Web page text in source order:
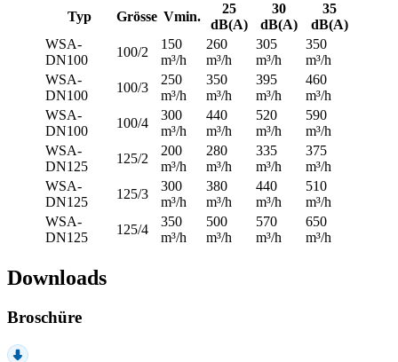
Typ Grösse Vmin.
25
dB(A)
30
dB(A)
35
dB(A)
WSA-
DN100
100/2
150
m³/h
260
m³/h
305
m³/h
350
m³/h
WSA-
DN100
100/3
250
m³/h
350
m³/h
395
m³/h
460
m³/h
WSA-
DN100
100/4
300
m³/h
440
m³/h
520
m³/h
590
m³/h
WSA-
DN125
125/2
200
m³/h
280
m³/h
335
m³/h
375
m³/h
WSA-
DN125
125/3
300
m³/h
380
m³/h
440
m³/h
510
m³/h
WSA-
DN125
125/4
350
m³/h
500
m³/h
570
m³/h
650
m³/h
Downloads
Broschüre